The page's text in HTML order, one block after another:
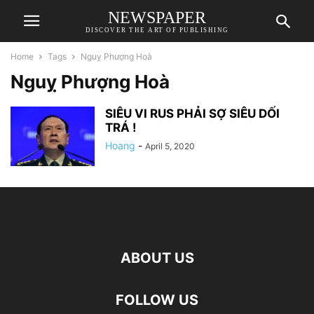
NEWSPAPER
DISCOVER THE ART OF PUBLISHING
Home Tags Nguỵ Phượng Hoà
Nguỵ Phượng Hoà
SIÊU VI RUS PHẢI SỢ SIÊU DỐI
TRÁ !
Hoang - April 5, 2020
ABOUT US
FOLLOW US